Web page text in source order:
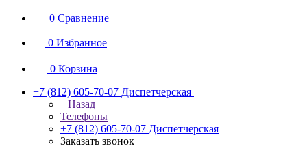
0 Сравнение
0 Избранное
0 Корзина
+7 (812) 605-70-07 Диспетчерская
Назад
Телефоны
+7 (812) 605-70-07 Диспетчерская
Заказать звонок